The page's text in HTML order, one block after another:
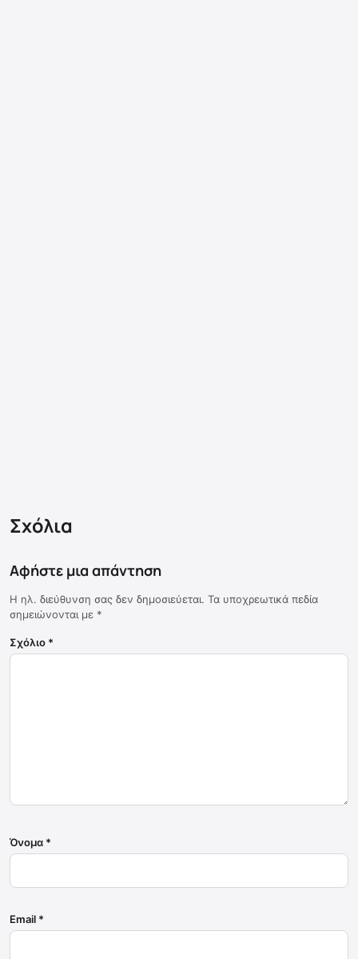
Σχόλια
Αφήστε μια απάντηση
Η ηλ. διεύθυνση σας δεν δημοσιεύεται. Τα υποχρεωτικά πεδία
σημειώνονται με *
Σχόλιο *
Όνομα *
Email *